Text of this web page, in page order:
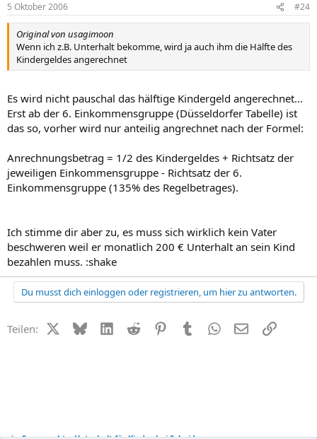
5 Oktober 2006 #24
Original von usagimoon
Wenn ich z.B. Unterhalt bekomme, wird ja auch ihm die Hälfte des
Kindergeldes angerechnet
Es wird nicht pauschal das hälftige Kindergeld angerechnet...
Erst ab der 6. Einkommensgruppe (Düsseldorfer Tabelle) ist
das so, vorher wird nur anteilig angrechnet nach der Formel:
Anrechnungsbetrag = 1/2 des Kindergeldes + Richtsatz der
jeweiligen Einkommensgruppe - Richtsatz der 6.
Einkommensgruppe (135% des Regelbetrages).
Ich stimme dir aber zu, es muss sich wirklich kein Vater
beschweren weil er monatlich 200 € Unterhalt an sein Kind
bezahlen muss. :shake
Du musst dich einloggen oder registrieren, um hier zu antworten.
Teilen: X (Twitter)
BlueskyLinkedIn
Reddit PinterestTumblr WhatsApp
E-MailLink